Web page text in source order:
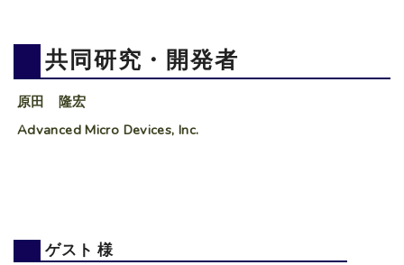
共同研究・開発者
原田 隆宏
Advanced Micro Devices, Inc.
ゲスト 様